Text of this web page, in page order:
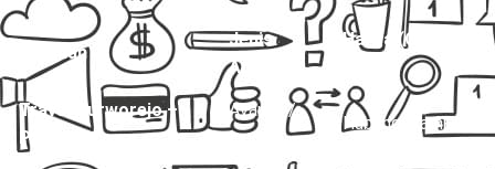
Layanan
Jenis
Armada
Harga (One
Travel Purworejo –
Pati
Avanza /
Innova
Hubungi Kami